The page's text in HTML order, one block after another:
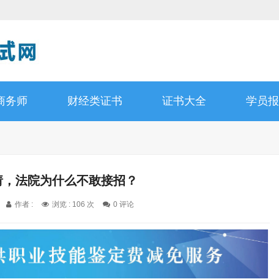
务师 财经类证书 证书大全 学员
法院为什么不敢接招？
作者 : 浏览 : 106 次 0 评论